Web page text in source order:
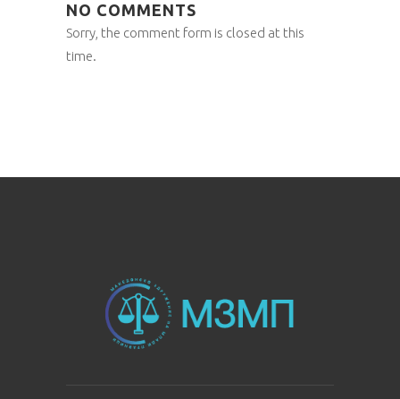
NO COMMENTS
Sorry, the comment form is closed at this
time.